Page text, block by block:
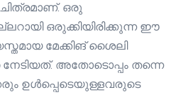
ഒരു
ഒരുക്കിയിരിക്കുന്ന ഈ
മേക്കിങ് ശൈലി
അതോടൊപ്പം തന്നെ
ഉൾപ്പെടെയുള്ളവരുടെ